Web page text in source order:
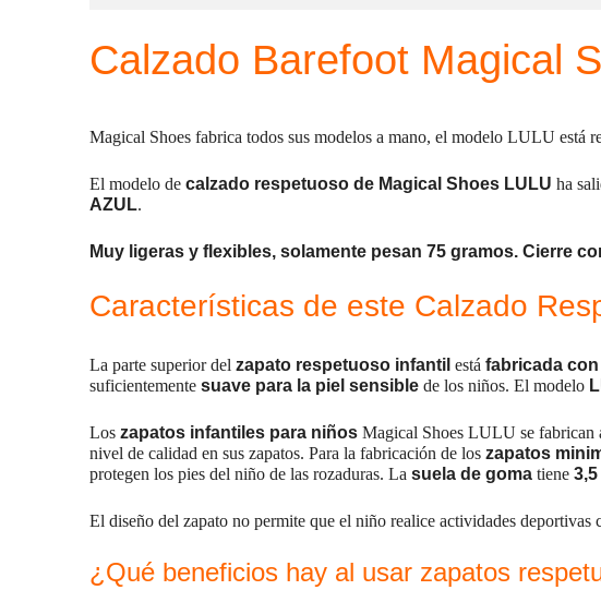
Calzado Barefoot Magical
Magical Shoes fabrica todos sus modelos a mano, el modelo LULU está
El modelo de calzado respetuoso de Magical Shoes LULU ha
AZUL.
Muy ligeras y flexibles, solamente pesan 75 gramos. Cierre
Características de este Calzado
La parte superior del zapato respetuoso infantil está fabricada con
suficientemente suave para la piel sensible de los niños. El modelo
Los zapatos infantiles para niños Magical Shoes LULU se fabrican
nivel de calidad en sus zapatos. Para la fabricación de los zapatos
protegen los pies del niño de las rozaduras. La suela de goma tiene
El diseño del zapato no permite que el niño realice actividades deportivas
¿Qué beneficios hay al usar zapatos